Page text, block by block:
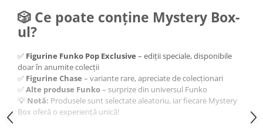
🎲 Ce poate conține Mystery Box-
ul?
✅ Figurine Funko Pop Exclusive – ediții speciale, disponibile
doar în anumite colecții
✅ Figurine Chase – variante rare, apreciate de colecționari
✅Alte produse Funko– surprize din universul Funko
💡 Notă: Produsele sunt selectate aleatoriu, iar fiecare Mystery
Box oferă o experiență unică!